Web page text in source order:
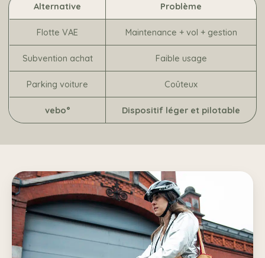
Alternative Problème
Flotte VAE Maintenance + vol + gestion
Subvention achat Faible usage
Parking voiture Coûteux
vebo° Dispositif léger et pilotable